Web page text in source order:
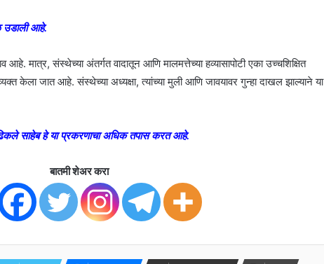
उडाली आहे.
आहे. मात्र, संस्थेच्या अंतर्गत वादातून आणि मालमत्तेच्या हव्यासापोटी एका उच्चशिक्षित
केला जात आहे. संस्थेच्या अध्यक्षा, त्यांच्या मुली आणि जावयावर गुन्हा दाखल झाल्याने या
साहेब हे या प्रकरणाचा अधिक तपास करत आहे.
बातमी शेअर करा